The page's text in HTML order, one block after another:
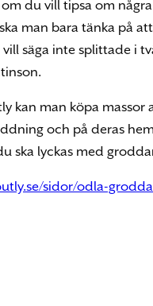
du vill tipsa om
man bara tänka på
säga inte splittade i
kan man köpa massor
och på deras
ska lyckas med
sidor/odla-